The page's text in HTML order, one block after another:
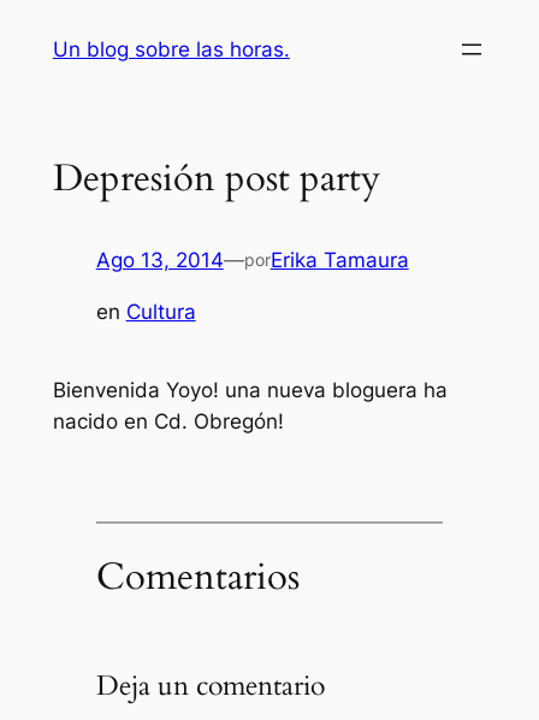
Un blog sobre las horas.
Depresión post party
Ago 13, 2014—porErika Tamaura
en Cultura
Bienvenida Yoyo! una nueva bloguera ha
nacido en Cd. Obregón!
Comentarios
Deja un comentario